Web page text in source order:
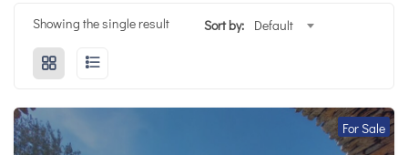
Showing the single result Sort by: Default
For Sale